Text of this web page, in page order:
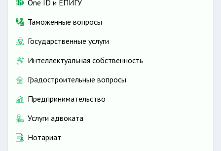
One ID и ЕПИГУ
Таможенные вопросы
Государственные услуги
Интеллектуальная собственность
Градостроительные вопросы
Предпринимательство
Услуги адвоката
Нотариат